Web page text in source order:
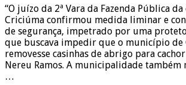
“O juízo da 2ª Vara da Fazenda Pública
Criciúma confirmou medida liminar e
de segurança, impetrado por uma
que buscava impedir que o município de
removesse casinhas de abrigo para
Nereu Ramos. A municipalidade
…